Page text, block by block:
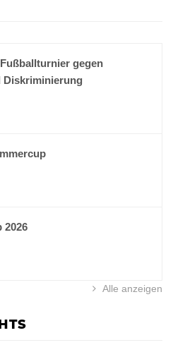
gegen
Diskriminierung
2026
Alle anzeigen